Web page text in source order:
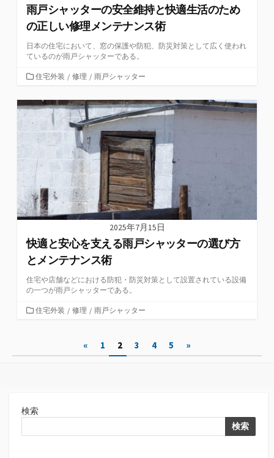
雨戸シャッターの安全維持と快適生活のため
の正しい修理メンテナンス術
日本の住宅において、窓の保護や防犯、防災対策として広く使われ
ているのが雨戸シャッターである。
カ
ゴ
リ
ー
住宅外装 / 修理 / 雨戸シャッター
2025年7月15日
快適と安心を支える雨戸シャッターの選び方
とメンテナンス術
住宅や店舗などにおける防犯・防災対策として設置されている設備
の一つが雨戸シャッターである。
カ
ー
住宅外装 / 修理 / 雨戸シャッター
ペ
« 1 2 3 4 5 »
検索
検索